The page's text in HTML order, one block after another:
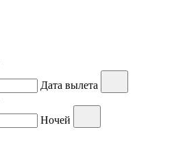
Дата вылета
Ночей